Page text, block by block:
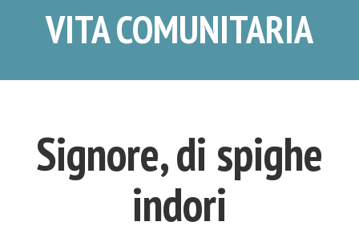
VITA COMUNITARIA
Signore, di spighe
indori